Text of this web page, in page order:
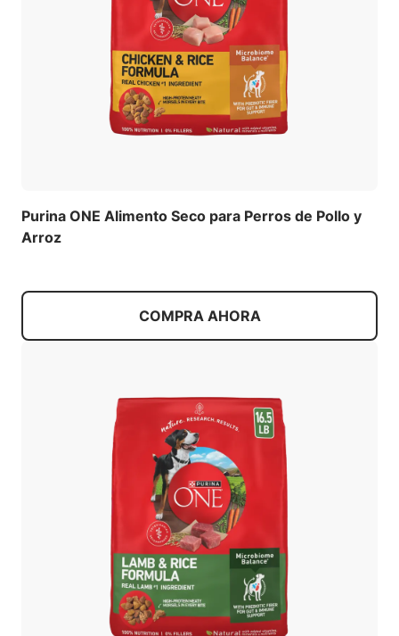
Purina ONE Alimento Seco para Perros de Pollo y
Arroz
COMPRA AHORA